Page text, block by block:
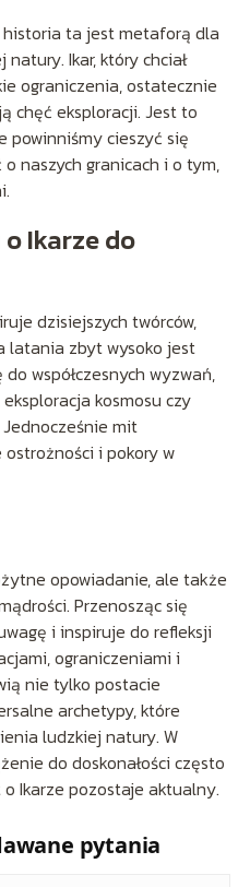
ta jest metaforą dla
Ikar, który chciał
ograniczenia, ostatecznie
chęć eksploracji. Jest to
powinniśmy cieszyć się
naszych granicach i o tym,
Ikarze do
dzisiejszych twórców,
latania zbyt wysoko jest
współczesnych wyzwań,
kosmosu czy
mit
i pokory w
opowiadanie, ale także
Przenosząc się
i inspiruje do refleksji
ograniczeniami i
nie tylko postacie
archetypy, które
ludzkiej natury. W
do doskonałości często
Ikarze pozostaje aktualny.
pytania